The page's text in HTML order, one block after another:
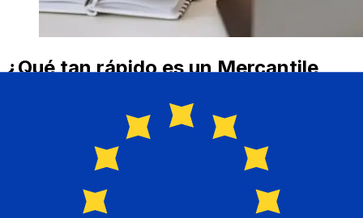
¿Qué tan rápido es un Mercantile
Los tiempos de entrega para transferencias
internacionales con Mercantile Bank de Israel a Países
Miembros del Euro varían según el método de pago y el
momento de la transacción. Normalmente, las
transferencias bancarias internacionales tardan entre 1
y 5 días laborables. Factores como los festivos